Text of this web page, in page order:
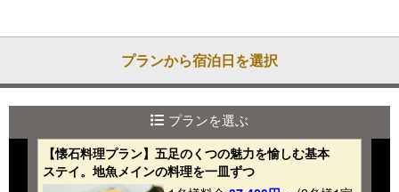
プランから宿泊日を選択
プランを選ぶ
【懐石料理プラン】五足のくつの魅力を愉しむ基本
ステイ。地魚メインの料理を一皿ずつ